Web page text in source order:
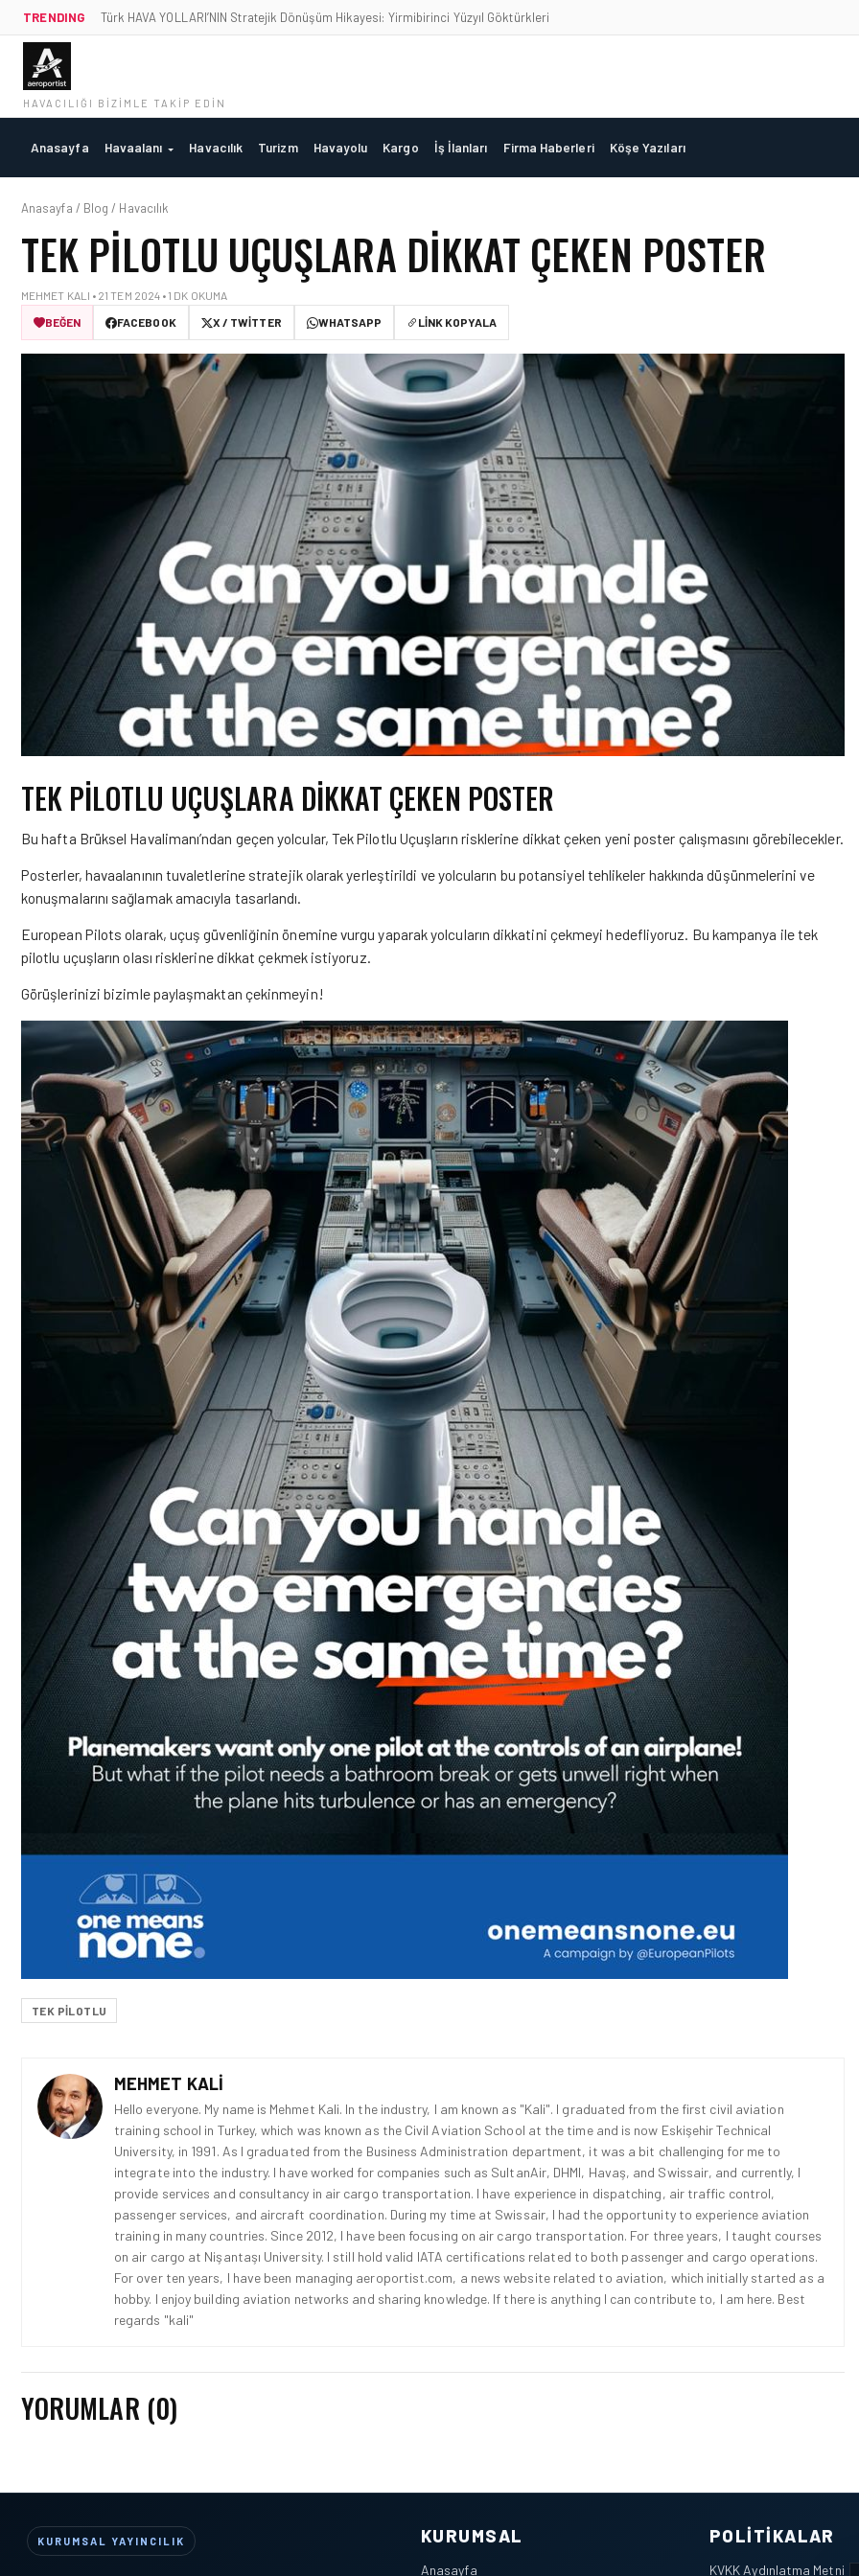
TRENDING Türk HAVA YOLLARI’NIN Stratejik Dönüşüm Hikayesi: Yirmibirinci Yüzyıl Göktürkleri
HAVACILIĞI BIZIMLE TAKIP EDIN
Anasayfa Havaalanı Havacılık Turizm Havayolu Kargo İş İlanları Firma Haberleri Köşe Yazıları
Anasayfa / Blog / Havacılık
TEK PILOTLU UÇUŞLARA DIKKAT ÇEKEN POSTER
MEHMET KALI • 21 TEM 2024 • 1 DK OKUMA
BEĞEN
FACEBOOK X / TWITTER WHATSAPP LINK KOPYALA
TEK PILOTLU UÇUŞLARA DIKKAT ÇEKEN POSTER
Bu hafta Brüksel Havalimanı’ndan geçen yolcular, Tek Pilotlu Uçuşların risklerine dikkat çeken yeni poster çalışmasını görebilecekler.
Posterler, havaalanının tuvaletlerine stratejik olarak yerleştirildi ve yolcuların bu potansiyel tehlikeler hakkında düşünmelerini ve
konuşmalarını sağlamak amacıyla tasarlandı.
European Pilots olarak, uçuş güvenliğinin önemine vurgu yaparak yolcuların dikkatini çekmeyi hedefliyoruz. Bu kampanya ile tek
pilotlu uçuşların olası risklerine dikkat çekmek istiyoruz.
Görüşlerinizi bizimle paylaşmaktan çekinmeyin!
TEK PILOTLU
MEHMET KALI
Hello everyone. My name is Mehmet Kali. In the industry, I am known as "Kali". I graduated from the first civil aviation
training school in Turkey, which was known as the Civil Aviation School at the time and is now Eskişehir Technical
University, in 1991. As I graduated from the Business Administration department, it was a bit challenging for me to
integrate into the industry. I have worked for companies such as SultanAir, DHMI, Havaş, and Swissair, and currently, I
provide services and consultancy in air cargo transportation. I have experience in dispatching, air traffic control,
passenger services, and aircraft coordination. During my time at Swissair, I had the opportunity to experience aviation
training in many countries. Since 2012, I have been focusing on air cargo transportation. For three years, I taught courses
on air cargo at Nişantaşı University. I still hold valid IATA certifications related to both passenger and cargo operations.
For over ten years, I have been managing aeroportist.com, a news website related to aviation, which initially started as a
hobby. I enjoy building aviation networks and sharing knowledge. If there is anything I can contribute to, I am here. Best
regards "kali"
YORUMLAR (0)
KURUMSAL YAYINCILIK KURUMSAL
Anasayfa
POLITIKALAR
KVKK Aydınlatma Metni